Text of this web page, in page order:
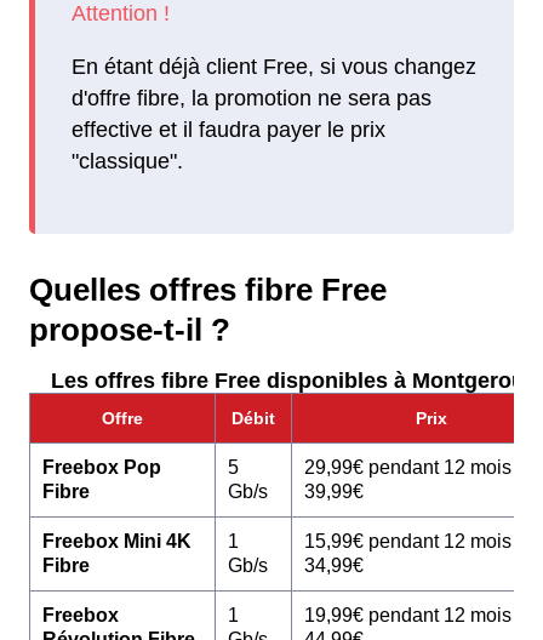
En étant déjà client Free, si vous changez
d'offre fibre, la promotion ne sera pas
effective et il faudra payer le prix
"classique".
Quelles offres fibre Free
propose-t-il ?
Les offres fibre Free disponibles à Montgeroult
Offre Débit Prix
Freebox Pop
Fibre
5
Gb/s
29,99€ pendant 12 mois
39,99€
Freebox Mini 4K
Fibre
1
Gb/s
15,99€ pendant 12 mois
34,99€
Freebox
1
19,99€ pendant 12 mois